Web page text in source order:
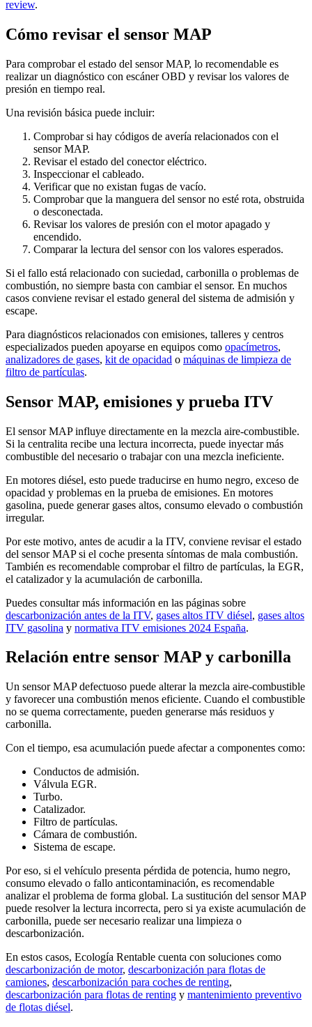
review.
Cómo revisar el sensor MAP
Para comprobar el estado del sensor MAP, lo recomendable es
realizar un diagnóstico con escáner OBD y revisar los valores de
presión en tiempo real.
Una revisión básica puede incluir:
Comprobar si hay códigos de avería relacionados con el
sensor MAP.
Revisar el estado del conector eléctrico.
Inspeccionar el cableado.
Verificar que no existan fugas de vacío.
Comprobar que la manguera del sensor no esté rota, obstruida
o desconectada.
Revisar los valores de presión con el motor apagado y
encendido.
Comparar la lectura del sensor con los valores esperados.
Si el fallo está relacionado con suciedad, carbonilla o problemas de
combustión, no siempre basta con cambiar el sensor. En muchos
casos conviene revisar el estado general del sistema de admisión y
escape.
Para diagnósticos relacionados con emisiones, talleres y centros
especializados pueden apoyarse en equipos como opacímetros,
analizadores de gases, kit de opacidad o máquinas de limpieza de
filtro de partículas.
Sensor MAP, emisiones y prueba ITV
El sensor MAP influye directamente en la mezcla aire-combustible.
Si la centralita recibe una lectura incorrecta, puede inyectar más
combustible del necesario o trabajar con una mezcla ineficiente.
En motores diésel, esto puede traducirse en humo negro, exceso de
opacidad y problemas en la prueba de emisiones. En motores
gasolina, puede generar gases altos, consumo elevado o combustión
irregular.
Por este motivo, antes de acudir a la ITV, conviene revisar el estado
del sensor MAP si el coche presenta síntomas de mala combustión.
También es recomendable comprobar el filtro de partículas, la EGR,
el catalizador y la acumulación de carbonilla.
Puedes consultar más información en las páginas sobre
descarbonización antes de la ITV, gases altos ITV diésel, gases altos
ITV gasolina y normativa ITV emisiones 2024 España.
Relación entre sensor MAP y carbonilla
Un sensor MAP defectuoso puede alterar la mezcla aire-combustible
y favorecer una combustión menos eficiente. Cuando el combustible
no se quema correctamente, pueden generarse más residuos y
carbonilla.
Con el tiempo, esa acumulación puede afectar a componentes como:
Conductos de admisión.
Válvula EGR.
Turbo.
Catalizador.
Filtro de partículas.
Cámara de combustión.
Sistema de escape.
Por eso, si el vehículo presenta pérdida de potencia, humo negro,
consumo elevado o fallo anticontaminación, es recomendable
analizar el problema de forma global. La sustitución del sensor MAP
puede resolver la lectura incorrecta, pero si ya existe acumulación de
carbonilla, puede ser necesario realizar una limpieza o
descarbonización.
En estos casos, Ecología Rentable cuenta con soluciones como
descarbonización de motor, descarbonización para flotas de
camiones, descarbonización para coches de renting,
descarbonización para flotas de renting y mantenimiento preventivo
de flotas diésel.